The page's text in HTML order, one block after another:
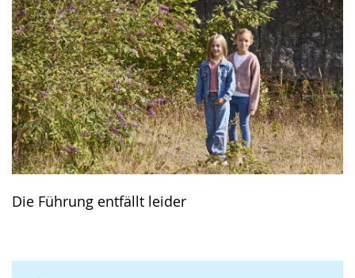
Die Führung entfällt leider